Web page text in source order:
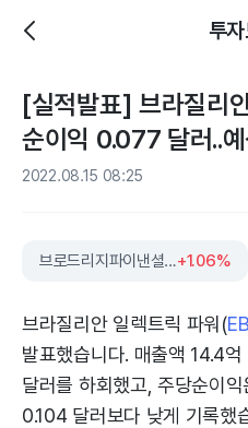
투
[실적발표] 브라질리
순이익 0.077 달러..
2022.08.15 08:25
브로드리지파이낸셜솔루션즈+1.06%
브라질리안 일렉트릭 파워(
발표했습니다. 매출액 14.4
달러를 하회했고, 주당순이
0.104 달러보다 낮게 기록했